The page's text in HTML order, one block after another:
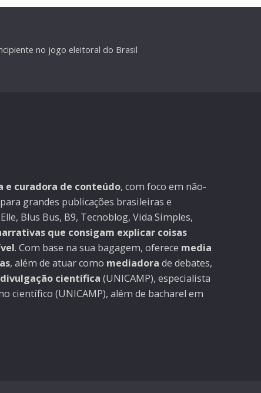
no jogo eleitoral do Brasil
curadora de conteúdo, com foco em não-
grandes publicações brasileiras e
Blus Bus, B9, Tecnoblog, Vida Simples,
que consigam explicar coisas
. Com base na sua bagagem, oferece media
, além de atuar como mediadora de debates,
científica (UNICAMP), especialista
científico (UNICAMP), além de bacharel em